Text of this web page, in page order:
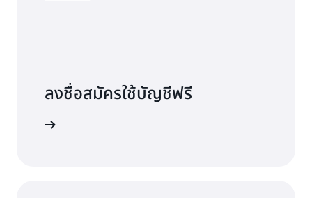
ลงชื่อสมัครใช้บัญชีฟรี